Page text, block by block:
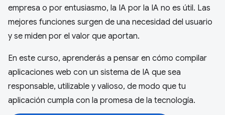
empresa o por entusiasmo, la IA por la IA no es útil. Las
mejores funciones surgen de una necesidad del usuario
y se miden por el valor que aportan.
En este curso, aprenderás a pensar en cómo compilar
aplicaciones web con un sistema de IA que sea
responsable, utilizable y valioso, de modo que tu
aplicación cumpla con la promesa de la tecnología.